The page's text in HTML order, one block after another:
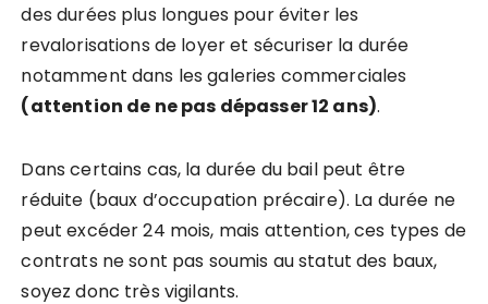
des durées plus longues pour éviter les
revalorisations de loyer et sécuriser la durée
notamment dans les galeries commerciales
(attention de ne pas dépasser 12 ans).
Dans certains cas, la durée du bail peut être
réduite (baux d’occupation précaire). La durée ne
peut excéder 24 mois, mais attention, ces types de
contrats ne sont pas soumis au statut des baux,
soyez donc très vigilants.